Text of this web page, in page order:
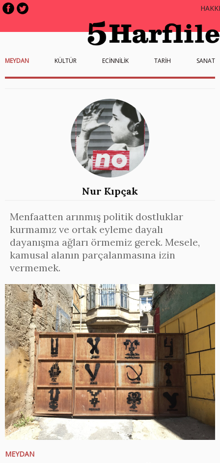
MEYDAN KÜLTÜR ECİNNİLİK TARİH SANAT
Nur Kıpçak
Menfaatten arınmış politik dostluklar
kurmamız ve ortak eyleme dayalı
dayanışma ağları örmemiz gerek. Mesele,
kamusal alanın parçalanmasına izin
vermemek.
MEYDAN